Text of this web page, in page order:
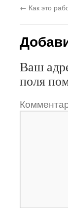
← Как это
Ваш
поля